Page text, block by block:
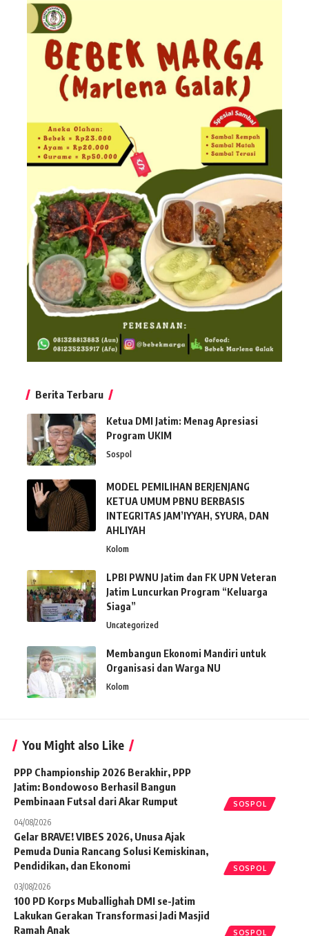
Berita Terbaru
Ketua DMI Jatim: Menag Apresiasi
Program UKIM
Sospol
MODEL PEMILIHAN BERJENJANG
KETUA UMUM PBNU BERBASIS
INTEGRITAS JAM’IYYAH, SYURA, DAN
AHLIYAH
Kolom
LPBI PWNU Jatim dan FK UPN Veteran
Jatim Luncurkan Program “Keluarga
Siaga”
Uncategorized
Membangun Ekonomi Mandiri untuk
Organisasi dan Warga NU
Kolom
You Might also Like
SOSPOL
PPP Championship 2026 Berakhir, PPP
Jatim: Bondowoso Berhasil Bangun
Pembinaan Futsal dari Akar Rumput
04/08/2026
SOSPOL
Gelar BRAVE! VIBES 2026, Unusa Ajak
Pemuda Dunia Rancang Solusi Kemiskinan,
Pendidikan, dan Ekonomi
03/08/2026
SOSPOL
100 PD Korps Muballighah DMI se-Jatim
Lakukan Gerakan Transformasi Jadi Masjid
Ramah Anak